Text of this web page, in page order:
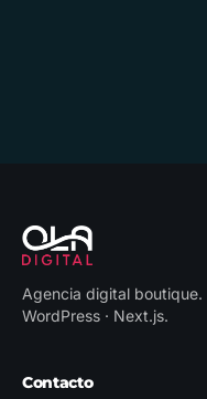
Agencia digital boutique.
WordPress · Next.js.
Contacto